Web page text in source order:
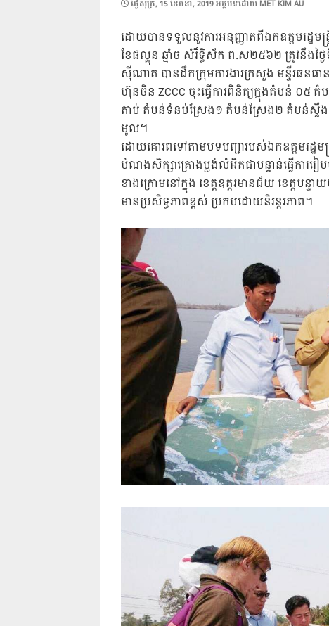
POSTED
ថ្ងៃ​សុក្រ, 15 ខែ​មីនា, 2019អត្ថបទដោយ MET KIM AU
ដោយបានទទួលនូវការអនុញ្ញាតពីឯកឧត្តមរដ្ឋ
ខែផល្គុន ឆ្នាំច សំរឹទ្ធិស័ក ព.ស២៥៦២ ត្រូវនឹងថ្ង
សុីណាត បានដឹកក្រុមការងារក្រសួង មន្ទីរធនធ
ហ៊ុនចិន ZCCC ចុះធ្វើការពិនិត្យក្នុងតំបន់ ០
តាប់ តំបន់ទំនប់ស្រែង១ តំបន់ស្រែង២ តំបន់ស្ទឹងក្
មូល។
ដោយគោរពទៅតាមបទបញ្ជារបស់ឯកឧត្តមរដ្ឋ
បំណងសិក្សាគ្រោងប្លង់លំអិតជាបន្ទាន់ធ្វើការរ
ខាងក្រោមនៅក្នុង ខេត្តឧត្តរមានជ័យ ខេត្តប
មានប្រសិទ្ធភាពខ្ពស់ ប្រកបដោយនិរន្តរភាព។